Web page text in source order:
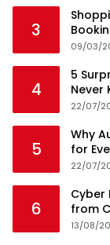
3
09/03/
4
5
Never
22/07/
5
Why
for
22/07/
6
Cyber
from
13/08/